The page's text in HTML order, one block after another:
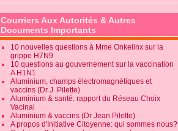
Courriers Aux Autorités & Autres
Documents Importants
10 nouvelles questions à Mme Onkelinx sur la
grippe H7N9
10 questions au gouvernement sur la vaccination
A H1N1
Aluminium, champs électromagnétiques et
vaccins (Dr J. Pilette)
Aluminium & santé: rapport du Réseau Choix
Vacinal
Aluminium & vaccins (Dr Jean Pilette)
A propos d'Initiative Citoyenne: qui sommes nous?